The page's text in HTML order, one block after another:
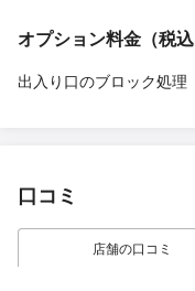
オプション料金（税込
出入り口のブロック処理
口コミ
店舗の口コミ